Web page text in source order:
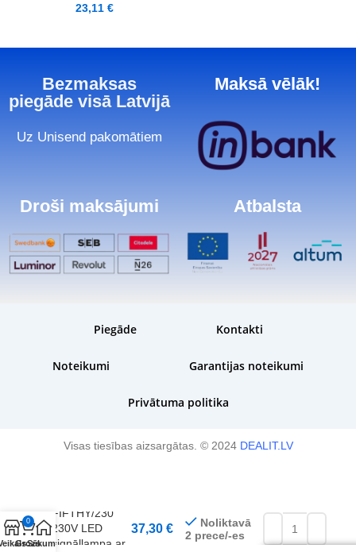
23,11€
Bezmaksas
piegāde visā Latvijā
Uz Unisend pakomātiem
Maksā vēlāk!
Droši maksājumi Atbalsta
Piegāde Kontakti
Noteikumi Garantijas noteikumi
Privātuma politika
Visas tiesības aizsargātas. © 2024 DEALIT.LV
FIFTHY/230
230V LED
signāllampa ar
37,30 €
Noliktavā
2 prece/-es
0
GrozsSākums